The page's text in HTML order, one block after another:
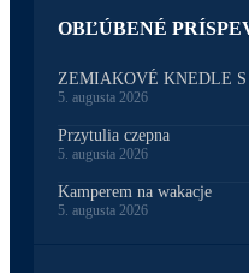
OBĽÚBENÉ
ZEMIAKOVÉ KNEDLE
5. augusta 2026
Przytulia czepna
5. augusta 2026
Kamperem na wakacje
5. augusta 2026